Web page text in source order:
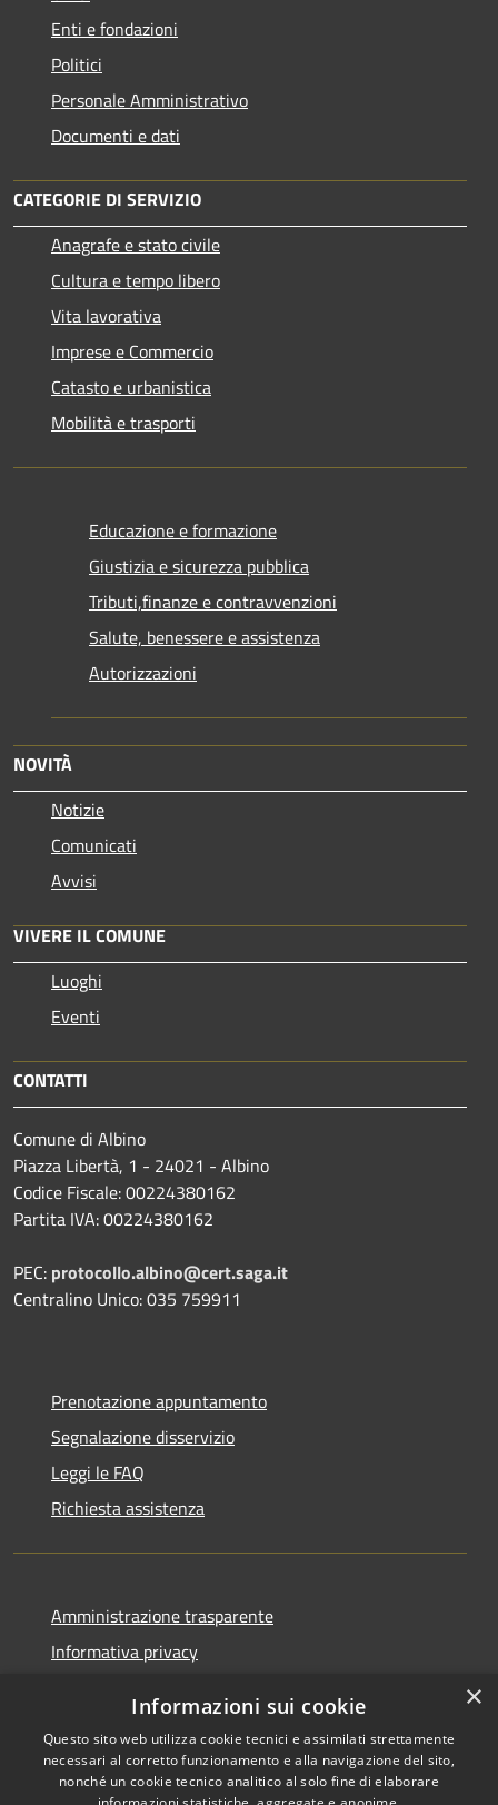
Enti e fondazioni
Politici
Personale Amministrativo
Documenti e dati
CATEGORIE DI SERVIZIO
Anagrafe e stato civile
Cultura e tempo libero
Vita lavorativa
Imprese e Commercio
Catasto e urbanistica
Mobilità e trasporti
Educazione e formazione
Giustizia e sicurezza pubblica
Tributi,finanze e contravvenzioni
Salute, benessere e assistenza
Autorizzazioni
NOVITÀ
Notizie
Comunicati
Avvisi
VIVERE IL COMUNE
Luoghi
Eventi
CONTATTI
Comune di Albino
Piazza Libertà, 1 - 24021 - Albino
Codice Fiscale: 00224380162
Partita IVA: 00224380162
PEC: protocollo.albino@cert.saga.it
Centralino Unico: 035 759911
Prenotazione appuntamento
Segnalazione disservizio
Leggi le FAQ
Richiesta assistenza
Amministrazione trasparente
Informativa privacy
Dichiarazione di accessibilità
×
Informazioni sui cookie
Questo sito web utilizza cookie tecnici e assimilati strettamente
necessari al corretto funzionamento e alla navigazione del sito,
nonché un cookie tecnico analitico al solo fine di elaborare